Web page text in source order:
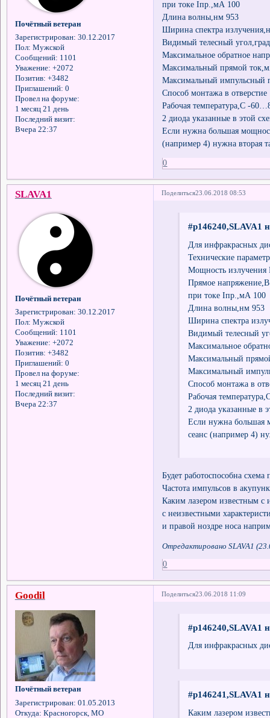
Почётный ветеран
Зарегистрирован: 30.12.2017
Пол: Мужской
Сообщений: 1101
Уважение: +2072
Позитив: +3482
Приглашений: 0
Провел на форуме:
1 месяц 21 день
Последний визит:
Вчера 22:37
при токе Iпр.,мА 100
Длина волны,нм 953
Ширина спектра
Видимый телесный
Максимальное обратное
Максимальный прямой
Максимальный импульсный
Способ монтажа в отверстие
Рабочая температура,С -
2 диода указанные в этой
Если нужна большая
(например 4) нужна вторая
0
Поделиться23.06.2018 08:53
SLAVA1
Почётный ветеран
Зарегистрирован: 30.12.2017
Пол: Мужской
Сообщений: 1101
Уважение: +2072
Позитив: +3482
Приглашений: 0
Провел на форуме:
1 месяц 21 день
Последний визит:
Вчера 22:37
#p146240,SLAVA1
Для инфракрасных
Технические
Мощность излучения
Прямое
при токе Iпр.,мА 100
Длина волны,нм 953
Ширина спектра
Видимый телесный
Максимальное
Максимальный
Максимальный
Способ монтажа в
Рабочая
2 диода указанные в
Если нужна большая
сеанс (например 4)
Будет работоспособна
Частота импульсов в
Каким лазером известным с
с неизвестными
и правой ноздре носа
Отредактировано SLAVA1
0
Поделиться23.06.2018 11:09
Goodil
Почётный ветеран
Зарегистрирован: 01.05.2013
Откуда: Красногорск, МО
#p146240,SLAVA1
Для инфракрасных
#p146241,SLAVA1
Каким лазером